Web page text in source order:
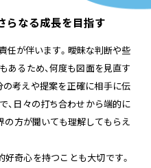
らなる成長を目指す
任が伴います。曖昧な判断や些
あるため、何度も図面を見直す
の考えや提案を正確に相手に伝
、日々の打ち合わせから端的に
の方が聞いても理解してもらえ
奇心を持つことも大切です。